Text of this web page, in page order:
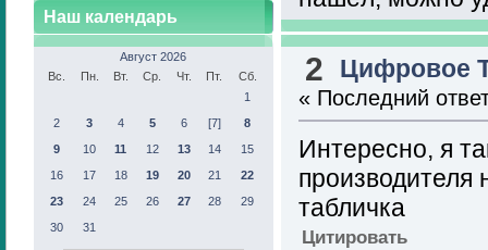
Наш календарь
Август 2026
Вс.
Пн. Вт. Ср. Чт. Пт.
Сб.
1
2
3 4 5 6 [7]
8
9
10 11 12 13 14
15
16
17 18 19 20 21
22
23
24 25 26 27 28
29
30
31
2 Цифровое
« Последний
Интересно, я
табличка
Цитировать